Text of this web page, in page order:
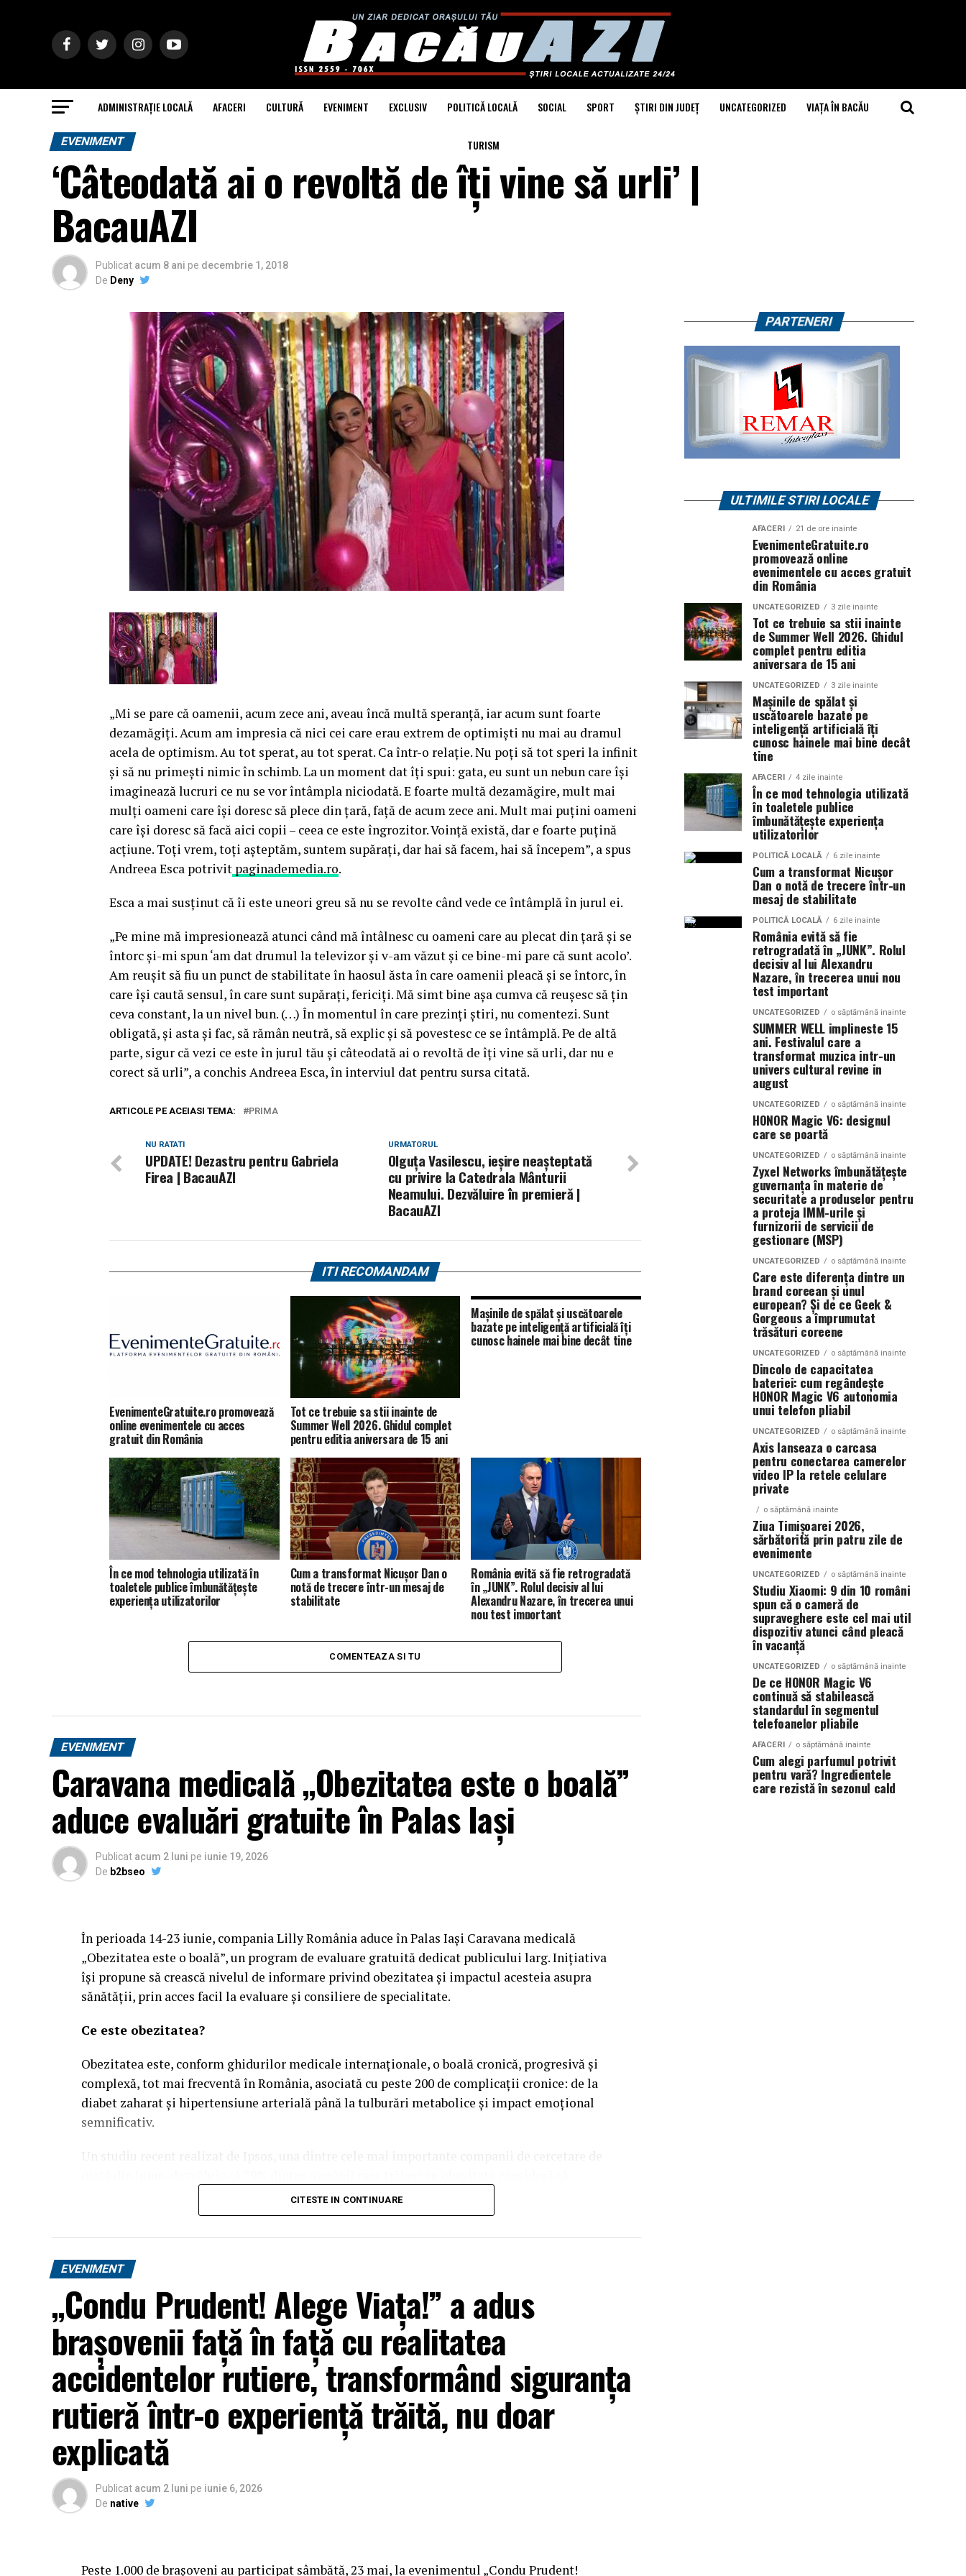
ADMINISTRAȚIE LOCALĂ AFACERI CULTURĂ EVENIMENT EXCLUSIV POLITICĂ LOCALĂ SOCIAL SPORT ȘTIRI DIN JUDEȚ UNCATEGORIZED VIAȚA ÎN BACĂU
TURISM
EVENIMENT
‘Câteodată ai o revoltă de îți vine să urli’ |
BacauAZI
Publicat acum 8 ani pe decembrie 1, 2018
De Deny
„Mi se pare că oamenii, acum zece ani, aveau încă multă speranţă, iar acum sunt foarte
dezamăgiţi. Acum am impresia că nici cei care erau extrem de optimişti nu mai au dramul
acela de optimism. Au tot sperat, au tot sperat. Ca într-o relaţie. Nu poţi să tot speri la infinit
şi să nu primeşti nimic în schimb. La un moment dat îţi spui: gata, eu sunt un nebun care îşi
imaginează lucruri ce nu se vor întâmpla niciodată. E foarte multă dezamăgire, mult mai
mulţi oameni care îşi doresc să plece din ţară, faţă de acum zece ani. Mult mai puţini oameni
care îşi doresc să facă aici copii – ceea ce este îngrozitor.Voinţă există, dar e foarte puţină
acţiune. Toţi vrem, toţi aşteptăm, suntem supăraţi, dar hai să facem, hai să începem”, a spus
Andreea Esca potrivit paginademedia.ro.
Esca a mai susţinut că îi este uneori greu să nu se revolte când vede ce întâmplă în jurul ei.
„Pe mine mă impresionează atunci când mă întâlnesc cu oameni care au plecat din ţară şi se
întorc şi-mi spun ‘am dat drumul la televizor şi v-am văzut şi ce bine-mi pare că sunt acolo’.
Am reuşit să fiu un punct de stabilitate în haosul ăsta în care oamenii pleacă şi se întorc, în
care îşi caută sensul, în care sunt supăraţi, fericiţi. Mă simt bine aşa cumva că reuşesc să ţin
ceva constant, la un nivel bun. (…) În momentul în care prezinţi ştiri, nu comentezi. Sunt
obligată, şi asta şi fac, să rămân neutră, să explic şi să povestesc ce se întâmplă. Pe de altă
parte, sigur că vezi ce este în jurul tău şi câteodată ai o revoltă de îţi vine să urli, dar nu e
corect să urli”, a conchis Andreea Esca, în interviul dat pentru sursa citată.
ARTICOLE PE ACEIASI TEMA: PRIMA
URMATORUL
Olguța Vasilescu, ieșire neașteptată
cu privire la Catedrala Mânturii
Neamului. Dezvăluire în premieră |
BacauAZI
NU RATATI
UPDATE! Dezastru pentru Gabriela
Firea | BacauAZI
ITI RECOMANDAM
EvenimenteGratuite.ro promovează
online evenimentele cu acces
gratuit din România
Tot ce trebuie sa stii inainte de
Summer Well 2026. Ghidul complet
pentru editia aniversara de 15 ani
Mașinile de spălat și uscătoarele
bazate pe inteligență artificială îți
cunosc hainele mai bine decât tine
În ce mod tehnologia utilizată în
toaletele publice îmbunătățește
experiența utilizatorilor
Cum a transformat Nicușor Dan o
notă de trecere într-un mesaj de
stabilitate
România evită să fie retrogradată
în „JUNK”. Rolul decisiv al lui
Alexandru Nazare, în trecerea unui
nou test important
COMENTEAZA SI TU
EVENIMENT
Caravana medicală „Obezitatea este o boală”
aduce evaluări gratuite în Palas Iași
Publicat acum 2 luni pe iunie 19, 2026
De b2bseo
În perioada 14-23 iunie, compania Lilly România aduce în Palas Iași Caravana medicală
„Obezitatea este o boală”, un program de evaluare gratuită dedicat publicului larg. Inițiativa
își propune să crească nivelul de informare privind obezitatea și impactul acesteia asupra
sănătății, prin acces facil la evaluare și consiliere de specialitate.
Ce este obezitatea?
Obezitatea este, conform ghidurilor medicale internaționale, o boală cronică, progresivă și
complexă, tot mai frecventă în România, asociată cu peste 200 de complicații cronice: de la
diabet zaharat și hipertensiune arterială până la tulburări metabolice și impact emoțional
semnificativ.
afecțiunea lor „se poate preveni prin alegeri personale” – cea mai mare cifră din toate țările
studiate și cu mult peste media globală de 66%. Această cifră subliniază nevoia de a înțelege
că, dincolo de stilul de viață, există o rezistență biologică ce face procesul de slăbire dificil
CITESTE IN CONTINUARE
EVENIMENT
„Condu Prudent! Alege Viața!” a adus
brașovenii față în față cu realitatea
accidentelor rutiere, transformând siguranța
rutieră într-o experiență trăită, nu doar
explicată
Publicat acum 2 luni pe iunie 6, 2026
De native
Peste 1.000 de brașoveni au participat sâmbătă, 23 mai, la evenimentul „Condu Prudent!
PARTENERI
ULTIMILE STIRI LOCALE
AFACERI 21 de ore inainte
EvenimenteGratuite.ro
promovează online
evenimentele cu acces gratuit
din România
UNCATEGORIZED 3 zile inainte
Tot ce trebuie sa stii inainte
de Summer Well 2026. Ghidul
complet pentru editia
aniversara de 15 ani
UNCATEGORIZED 3 zile inainte
Mașinile de spălat și
uscătoarele bazate pe
inteligență artificială îți
cunosc hainele mai bine decât
tine
AFACERI 4 zile inainte
În ce mod tehnologia utilizată
în toaletele publice
îmbunătățește experiența
utilizatorilor
POLITICĂ LOCALĂ 6 zile inainte
Cum a transformat Nicușor
Dan o notă de trecere într-un
mesaj de stabilitate
POLITICĂ LOCALĂ 6 zile inainte
România evită să fie
retrogradată în „JUNK”. Rolul
decisiv al lui Alexandru
Nazare, în trecerea unui nou
test important
UNCATEGORIZED o săptămână inainte
SUMMER WELL implineste 15
ani. Festivalul care a
transformat muzica intr-un
univers cultural revine in
august
UNCATEGORIZED o săptămână inainte
HONOR Magic V6: designul
care se poartă
UNCATEGORIZED o săptămână inainte
Zyxel Networks îmbunătățește
guvernanța în materie de
securitate a produselor pentru
a proteja IMM-urile și
furnizorii de servicii de
gestionare (MSP)
UNCATEGORIZED o săptămână inainte
Care este diferența dintre un
brand coreean și unul
european? Și de ce Geek &
Gorgeous a împrumutat
trăsături coreene
UNCATEGORIZED o săptămână inainte
Dincolo de capacitatea
bateriei: cum regândește
HONOR Magic V6 autonomia
unui telefon pliabil
UNCATEGORIZED o săptămână inainte
Axis lanseaza o carcasa
pentru conectarea camerelor
video IP la retele celulare
private
o săptămână inainte
Ziua Timișoarei 2026,
sărbătorită prin patru zile de
evenimente
UNCATEGORIZED o săptămână inainte
Studiu Xiaomi: 9 din 10 români
spun că o cameră de
supraveghere este cel mai util
dispozitiv atunci când pleacă
în vacanță
UNCATEGORIZED o săptămână inainte
De ce HONOR Magic V6
continuă să stabilească
standardul în segmentul
telefoanelor pliabile
AFACERI o săptămână inainte
Cum alegi parfumul potrivit
pentru vară? Ingredientele
care rezistă în sezonul cald